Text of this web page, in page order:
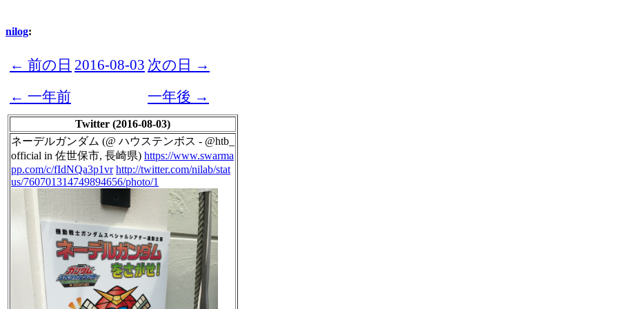
nilog:
← 前の日 2016-08-03 次の日 →
← 一年前
一年後 →
Twitter (2016-08-03)
ネーデルガンダム (@ ハウステンボス - @htb_
official in 佐世保市, 長崎県) https://www.swarma
pp.com/c/fIdNQa3p1vr http://twitter.com/nilab/stat
us/760701314749894656/photo/1